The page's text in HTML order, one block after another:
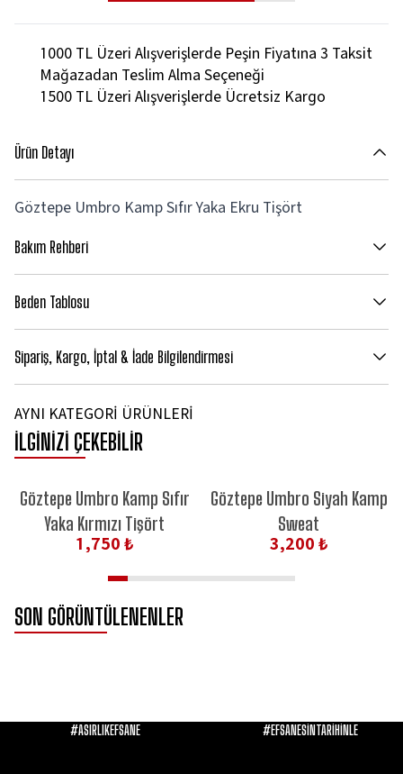
1000 TL Üzeri Alışverişlerde Peşin Fiyatına 3 Taksit
Mağazadan Teslim Alma Seçeneği
1500 TL Üzeri Alışverişlerde Ücretsiz Kargo
Ürün Detayı
Göztepe Umbro Kamp Sıfır Yaka Ekru Tişört
Bakım Rehberi
Beden Tablosu
Sipariş, Kargo, İptal & İade Bilgilendirmesi
AYNI KATEGORİ ÜRÜNLERİ
İLGİNİZİ ÇEKEBİLİR
Göztepe Umbro Kamp Sıfır
Yaka Kırmızı Tişört
1,750 ₺
Göztepe Umbro Siyah Kamp
Sweat
3,200 ₺
SON GÖRÜNTÜLENENLER
#ASIRLIKEFSANE #EFSANESİNTARİHİNLE